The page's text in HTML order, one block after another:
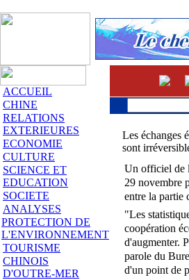
ACCUEIL
CHINE
RELATIONS
EXTERIEURES
ECONOMIE
CULTURE
SCIENCE ET
EDUCATION
SOCIETE
ANALYSES
PROTECTION DE
L'ENVIRONNEMENT
TOURISME
CHINOIS
D'OUTRE-MER
Les échanges
sont
Un officiel de
29 novembre
entre la partie
"Les
coopération
d'augmenter.
parole du
d'un point de